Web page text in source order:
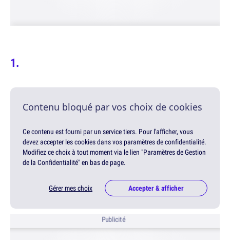
Contenu bloqué par vos choix de cookies
Ce contenu est fourni par un service tiers. Pour l'afficher, vous
devez accepter les cookies dans vos paramètres de confidentialité.
Modifiez ce choix à tout moment via le lien "Paramètres de Gestion
de la Confidentialité" en bas de page.
Gérer mes choix Accepter & afficher
Publicité